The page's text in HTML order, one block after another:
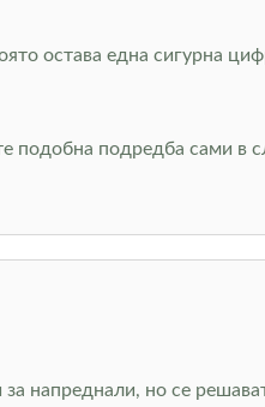
остава една сигурна
подобна подредба сами в
напреднали, но се